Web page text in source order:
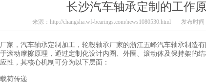
长沙汽车轴承定制的工作
来源：http://changsha.wf-bearings.com/news1080530.html 发布时间
家 ，汽车轴承定制加工，轮毂轴承厂家的浙江五峰汽车轴承制造
滚动摩擦原理，通过定制化设计内圈、外圈、滚动体及保持架的
性，其核心机制可分为以下层面：
荷传递